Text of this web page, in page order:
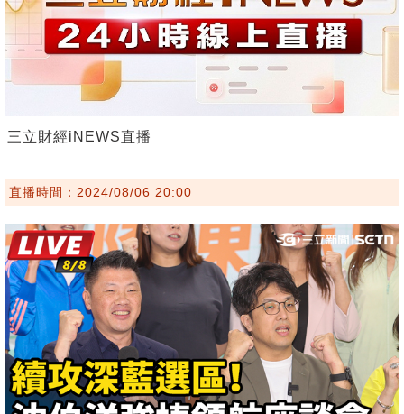
三立財經iNEWS直播
直播時間：2024/08/06 20:00